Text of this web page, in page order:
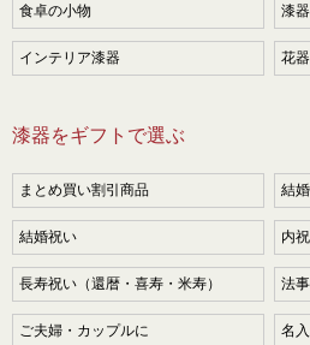
食卓の小物 漆
インテリア漆器 花
漆器をギフトで選ぶ
まとめ買い割引商品 結
結婚祝い 内
長寿祝い（還暦・喜寿・米寿） 法
ご夫婦・カップルに 名